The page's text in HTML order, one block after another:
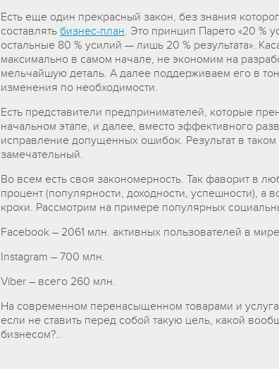
Есть еще один прекрасный закон, без знания
составлять бизнес-план. Это принцип Парето «20 %
остальные 80 % усилий — лишь 20 % результата».
максимально в самом начале, не экономим на
мельчайшую деталь. А далее поддерживаем его в
изменения по необходимости.
Есть представители предпринимателей, которые
начальном этапе, и далее, вместо эффективного
исправление допущенных ошибок. Результат в
замечательный.
Во всем есть своя закономерность. Так фаворит в
процент (популярности, доходности, успешности), а
крохи. Рассмотрим на примере популярных
Facebook – 2061 млн. активных пользователей в
Instagram – 700 млн.
Viber – всего 260 млн.
На современном перенасыщенном товарами и
если не ставить перед собой такую цель, какой
бизнесом?..